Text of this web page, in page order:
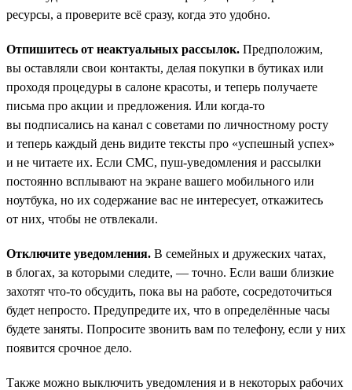
ресурсы, а проверите всё сразу, когда это удобно.
Отпишитесь от неактуальных рассылок. Предположим,
вы оставляли свои контакты, делая покупки в бутиках или
проходя процедуры в салоне красоты, и теперь получаете
письма про акции и предложения. Или когда-то
вы подписались на канал с советами по личностному росту
и теперь каждый день видите тексты про «успешный успех»
и не читаете их. Если СМС, пуш-уведомления и рассылки
постоянно всплывают на экране вашего мобильного или
ноутбука, но их содержание вас не интересует, откажитесь
от них, чтобы не отвлекали.
Отключите уведомления. В семейных и дружеских чатах,
в блогах, за которыми следите, — точно. Если ваши близкие
захотят что-то обсудить, пока вы на работе, сосредоточиться
будет непросто. Предупредите их, что в определённые часы
будете заняты. Попросите звонить вам по телефону, если у них
появится срочное дело.
Также можно выключить уведомления и в некоторых рабочих